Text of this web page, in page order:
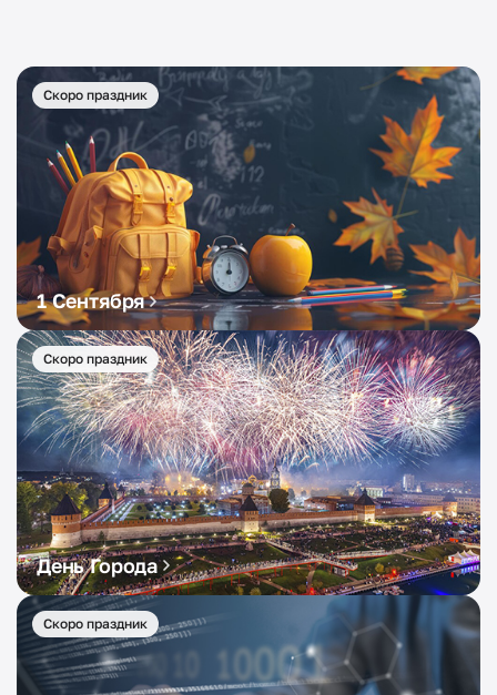
Скоро праздник
1 Сентября
Скоро праздник
День Города
Скоро праздник